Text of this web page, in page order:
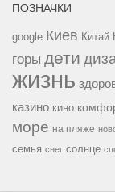
ПОЗНАЧКИ
google Киев Китай
горы дети
жизнь
казино кино
море на пляже
семья снег солнце